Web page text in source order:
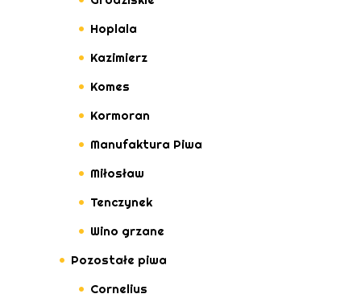
Hoplala
Kazimierz
Komes
Kormoran
Manufaktura Piwa
Miłosław
Tenczynek
Wino grzane
Pozostałe piwa
Cornelius